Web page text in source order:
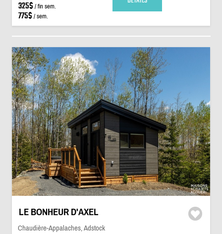
325$ / fin sem.
775$ / sem.
LE BONHEUR D'AXEL
Chaudière-Appalaches, Adstock